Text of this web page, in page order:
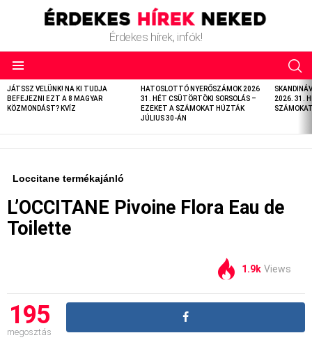
Érdekes hírek, infók!
LATEST
STORIES
JÁTSSZ VELÜNK! NA KI TUDJA
BEFEJEZNI EZT A 8 MAGYAR
KÖZMONDÁST? KVÍZ
HATOSLOTTÓ NYERŐSZÁMOK 2026
31. HÉT CSÜTÖRTÖKI SORSOLÁS –
EZEKET A SZÁMOKAT HÚZTÁK
JÚLIUS 30-ÁN
2026. 31.
Loccitane termékajánló
L’OCCITANE Pivoine Flora Eau de
Toilette
1.9k Views
195
megosztás